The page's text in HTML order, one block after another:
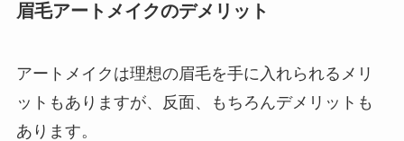
眉毛アートメイクのデメリット
アートメイクは理想の眉毛を手に入れられるメリ
ットもありますが、反面、もちろんデメリットも
あります。